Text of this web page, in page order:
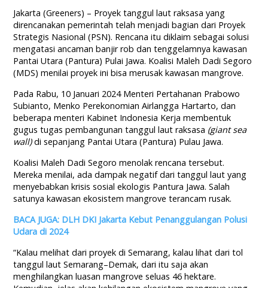
Jakarta (Greeners) – Proyek tanggul laut raksasa yang
direncanakan pemerintah telah menjadi bagian dari Proyek
Strategis Nasional (PSN). Rencana itu diklaim sebagai solusi
mengatasi ancaman banjir rob dan tenggelamnya kawasan
Pantai Utara (Pantura) Pulai Jawa. Koalisi Maleh Dadi Segoro
(MDS) menilai proyek ini bisa merusak kawasan mangrove.
Pada Rabu, 10 Januari 2024 Menteri Pertahanan Prabowo
Subianto, Menko Perekonomian Airlangga Hartarto, dan
beberapa menteri Kabinet Indonesia Kerja membentuk
gugus tugas pembangunan tanggul laut raksasa (giant sea
wall)di sepanjang Pantai Utara (Pantura) Pulau Jawa.
Koalisi Maleh Dadi Segoro menolak rencana tersebut.
Mereka menilai, ada dampak negatif dari tanggul laut yang
menyebabkan krisis sosial ekologis Pantura Jawa. Salah
satunya kawasan ekosistem mangrove terancam rusak.
BACA JUGA: DLH DKI Jakarta Kebut Penanggulangan Polusi
Udara di 2024
“Kalau melihat dari proyek di Semarang, kalau lihat dari tol
tanggul laut Semarang–Demak, dari itu saja akan
menghilangkan luasan mangrove seluas 46 hektare.